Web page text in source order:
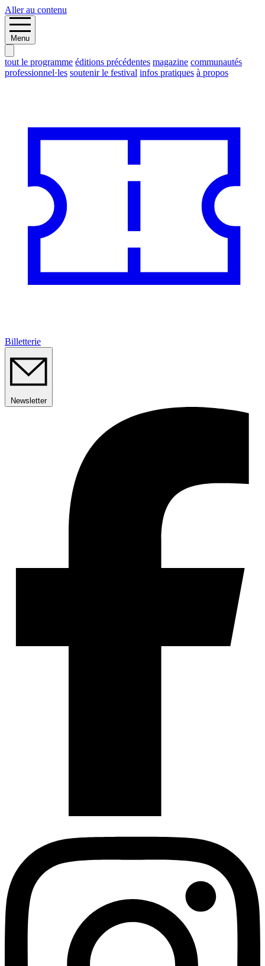
Aller au contenu
Menu
tout le programme éditions précédentes magazine communautés
professionnel·les soutenir le festival infos pratiques à propos
Billetterie
Newsletter